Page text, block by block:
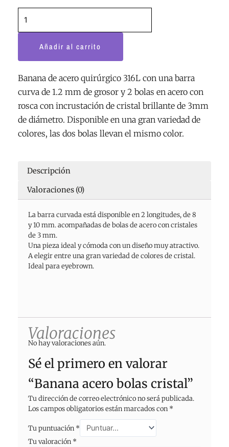
Añadir al carrito
Banana de acero quirúrgico 316L con una barra
curva de 1.2 mm de grosor y 2 bolas en acero con
rosca con incrustación de cristal brillante de 3mm
de diámetro. Disponible en una gran variedad de
colores, las dos bolas llevan el mismo color.
Descripción
Valoraciones (0)
La barra curvada está disponible en 2 longitudes, de 8
y 10 mm. acompañadas de bolas de acero con cristales
de 3 mm.
Una pieza ideal y cómoda con un diseño muy atractivo.
A elegir entre una gran variedad de colores de cristal.
Ideal para eyebrown.
Valoraciones
No hay valoraciones aún.
Sé el primero en valorar
“Banana acero bolas cristal”
Tu dirección de correo electrónico no será publicada.
Los campos obligatorios están marcados con *
Tu puntuación *
Tu valoración *